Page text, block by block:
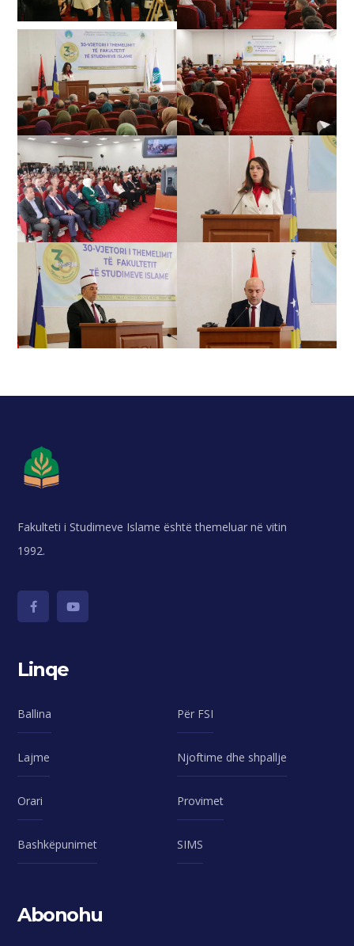
Fakulteti i Studimeve Islame është themeluar në vitin
1992.
Linqe
Ballina Për FSI
Lajme Njoftime dhe shpallje
Orari Provimet
Bashkëpunimet SIMS
Abonohu